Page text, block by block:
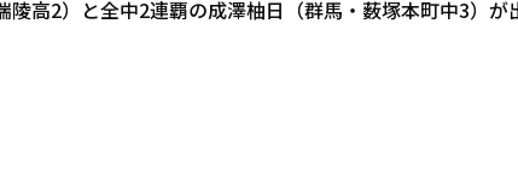
陵高2）と全中2連覇の成澤柚日（群馬・薮塚本町中3）が